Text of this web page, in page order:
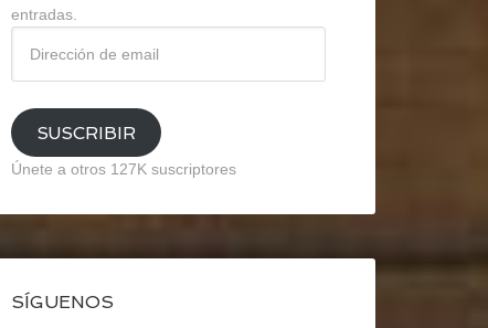
entradas.
email
SUSCRIBIR
Únete a otros 127K suscriptores
SÍGUENOS